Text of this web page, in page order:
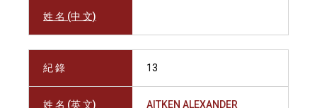
姓 名 (中 文)
紀 錄 13
姓 名 (英 文) AITKEN ALEXANDER